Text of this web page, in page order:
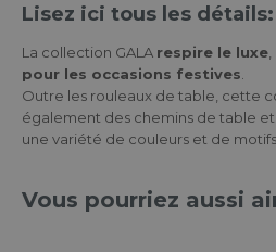
Lisez ici tous les détails:
La collection GALA respire le luxe
pour les occasions festives
Outre les rouleaux de table, cette
également des chemins de table
une variété de couleurs et de motifs.
Vous pourriez aussi